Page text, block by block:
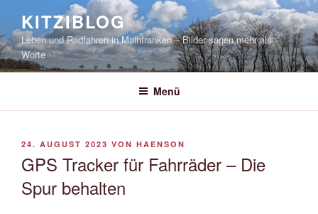
springen
KITZIBLOG
Leben und Radfahren in Mainfranken – Bilder sagen mehr als
Worte
Menü
VERÖFFENTLICHT
24. AUGUST 2023 VON HAENSON
GPS Tracker für Fahrräder – Die
Spur behalten